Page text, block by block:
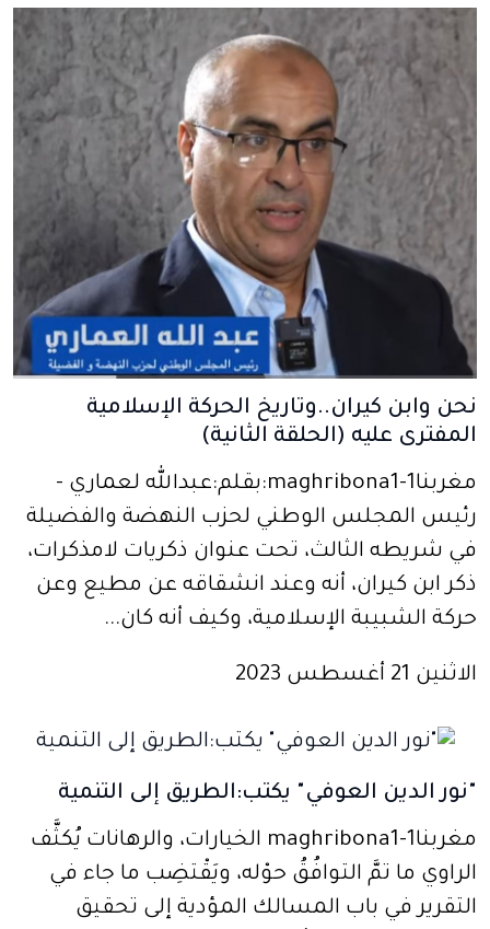
نحن وابن كيران..وتاريخ الحركة الإسلامية
المفترى عليه (الحلقة الثانية)
مغربنا1-maghribona1:بقلم:عبدالله لعماري -
رئيس المجلس الوطني لحزب النهضة والفضيلة
في شريطه الثالث، تحت عنوان ذكريات لامذكرات،
ذكر ابن كيران، أنه وعند انشقاقه عن مطيع وعن
حركة الشبيبة الإسلامية، وكيف أنه كان...
الاثنين 21 أغسطس 2023
"نور الدين العوفي" يكتب:الطريق إلى التنمية